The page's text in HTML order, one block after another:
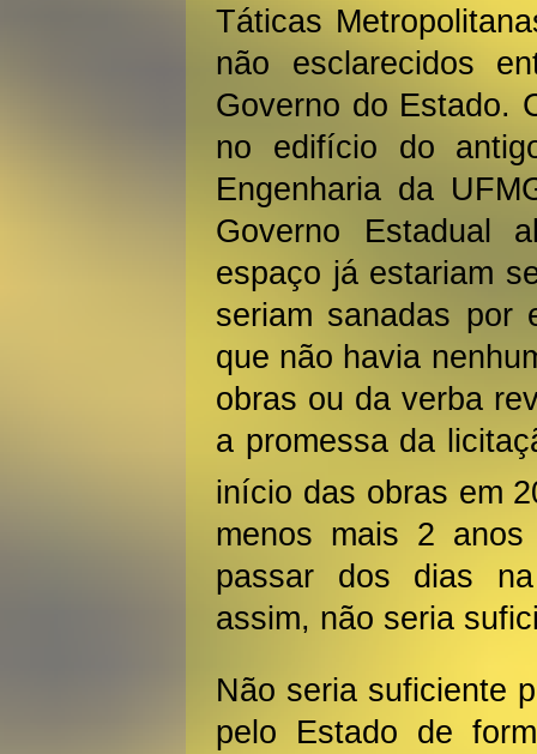
Táticas
não esclarecidos
Governo do Estado.
no edifício do
Engenharia da
Governo Estadual
espaço já estariam
seriam sanadas por
que não havia
obras ou da verba
a promessa da
início das obras em
menos mais 2
passar dos dias na
assim, não seria
Não seria suficiente
pelo Estado de